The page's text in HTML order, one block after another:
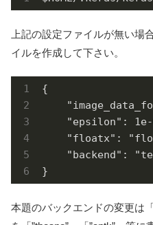
上記の設定ファイルが無い場
イルを作成して下さい。
{
"epsilon":
"floatx":
"backend":
}
本題のバックエンドの変更は「